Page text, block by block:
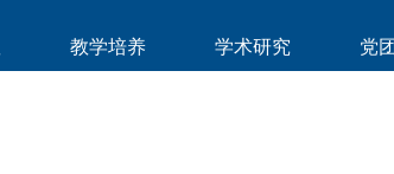
教学培养 学术研究 党